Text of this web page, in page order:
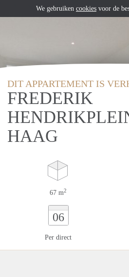
DIT APPARTEMENT IS
FREDERIK
HAAG
67 m2
06
Per direct
We gebruiken cookies voor de